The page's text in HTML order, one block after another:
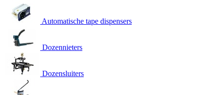
Automatische tape dispensers
Dozennieters
Dozensluiters